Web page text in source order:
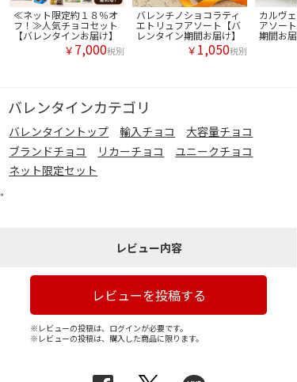
≪ネット限定約１８％オ
フ！≫人気チョコセット
【バレンタインお届け】
￥ 7,000税別
バレンチノショコラティ
エトリュフアソート【バ
レンタイン期間お届け】
￥ 1,050税別
カルヴ
アソー
期間お届
バレンタインカテゴリ
バレンタイントップ 輸入チョコ
大容量チョコ
ブランドチョコ
リカーチョコ
ユニークチョコ
ネット限定セット
"
レビュー内容
レビューを投稿する
※レビューの投稿は、ログインが必要です。
※レビューの投稿は、購入した商品に限ります。